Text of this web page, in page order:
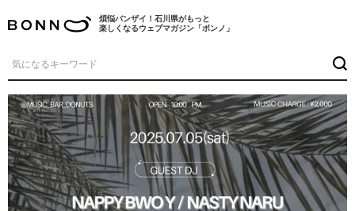
煩悩バンザイ！石川県がもっと
楽しくなるウェブマガジン「ボンノ」